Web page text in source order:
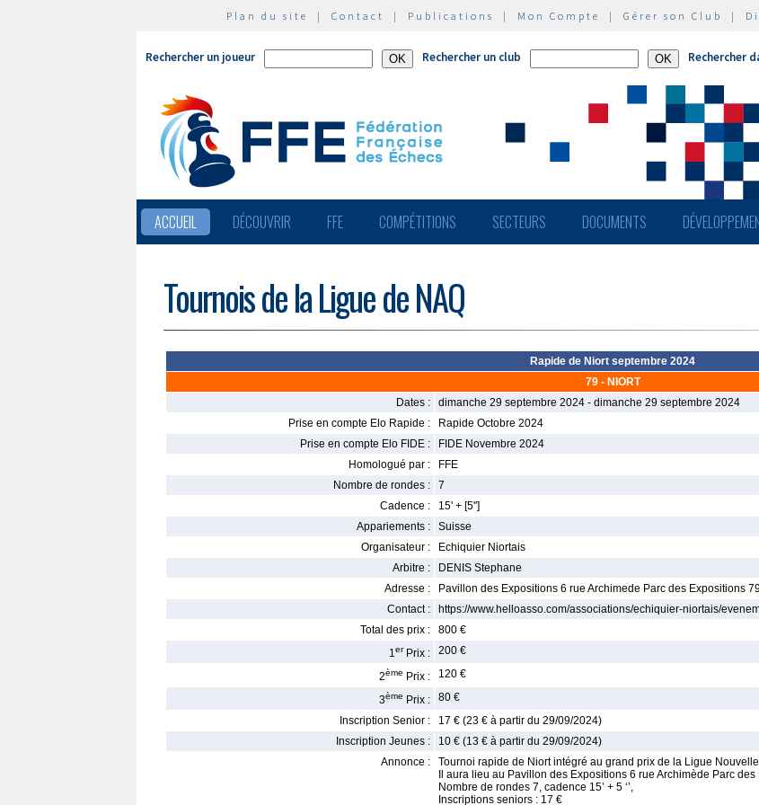
Plan du site | Contact | Publications | Mon Compte | Gérer son Club |
Rechercher un joueur Rechercher un club Rechercher
ACCUEIL DÉCOUVRIR FFE COMPÉTITIONS SECTEURS DOCUMENTS
Tournois de la Ligue de NAQ
Rapide de Niort septembre 2024
79 - NIORT
Dates :
dimanche 29 septembre 2024 - dimanche 29 septembre 2024
Prise en compte Elo Rapide :
Rapide Octobre 2024
Prise en compte Elo FIDE :
FIDE Novembre 2024
Homologué par :
FFE
Nombre de rondes :
7
Cadence :
15' + [5'']
Appariements :
Suisse
Organisateur :
Echiquier Niortais
Arbitre :
DENIS Stephane
Adresse :
Pavillon des Expositions 6 rue Archimede Parc des Expositions
Contact :
https://www.helloasso.com/associations/echiquier-niortais/
Total des prix :
800 €
1er Prix : 200 €
2ème Prix : 120 €
3ème Prix :
80 €
Inscription Senior :
17 € (23 € à partir du 29/09/2024)
Inscription Jeunes :
10 € (13 € à partir du 29/09/2024)
Annonce :
Tournoi rapide de Niort intégré au grand prix de la Ligue
Il aura lieu au Pavillon des Expositions 6 rue Archimède Parc
Nombre de rondes 7, cadence 15’ + 5 ‘’,
Inscriptions seniors : 17 €